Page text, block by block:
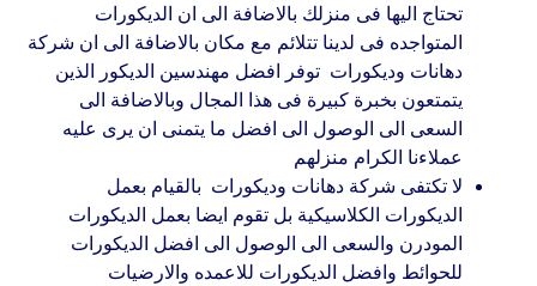
تحتاج اليها فى منزلك بالاضافة الى ان الديكورات
المتواجده فى لدينا تتلائم مع مكان بالاضافة الى ان شركة
دهانات وديكورات توفر افضل مهندسين الديكور الذين
يتمتعون بخبرة كبيرة فى هذا المجال وبالاضافة الى
السعى الى الوصول الى افضل ما يتمنى ان يرى عليه
عملاءنا الكرام منزلهم
لا تكتفى شركة دهانات وديكورات بالقيام بعمل
الديكورات الكلاسيكية بل تقوم ايضا بعمل الديكورات
المودرن والسعى الى الوصول الى افضل الديكورات
للحوائط وافضل الديكورات للاعمده والارضيات